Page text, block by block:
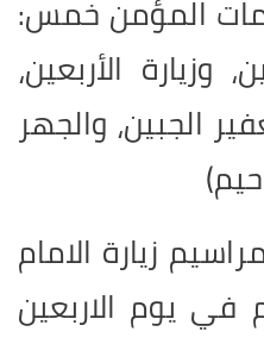
المؤمن خمس:
الأربعين،
الجبين، والجهر
زيارة الامام
في يوم الاربعين